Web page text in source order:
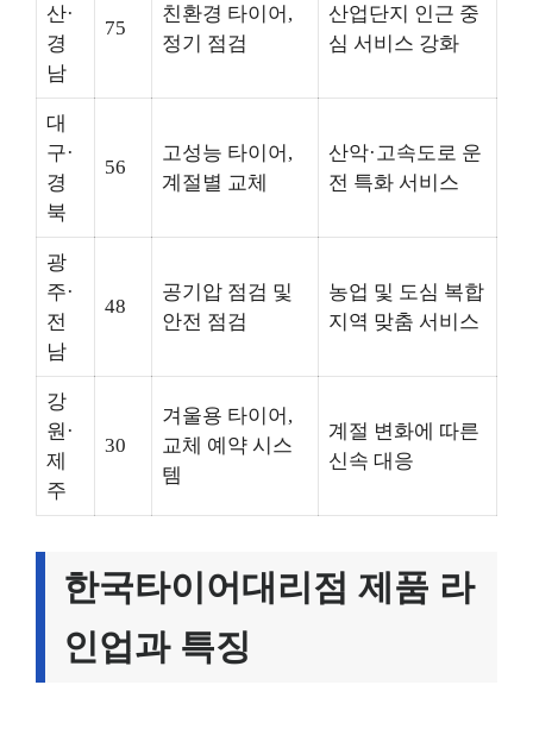
산·
경
남
75
친환경 타이어,
정기 점검
산업단지 인근 중
심 서비스 강화
대
구·
경
북
56
고성능 타이어,
계절별 교체
산악·고속도로 운
전 특화 서비스
광
주·
전
남
48
공기압 점검 및
안전 점검
농업 및 도심 복합
지역 맞춤 서비스
강
원·
제
주
30
겨울용 타이어,
교체 예약 시스
템
계절 변화에 따른
신속 대응
한국타이어대리점 제품 라
인업과 특징